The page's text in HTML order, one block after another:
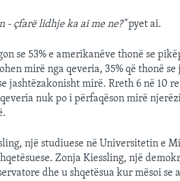
- çfarë lidhje ka ai me ne?"pyet ai.
se 53% e amerikanëve thonë se
mirë nga qeveria, 35% që thonë
jashtëzakonisht mirë. Rreth 6 në 10
nuk po i përfaqëson mirë
një studiuese në Universitetin e
Zonja Kiessling, një
dhe u shqetësua kur mësoi